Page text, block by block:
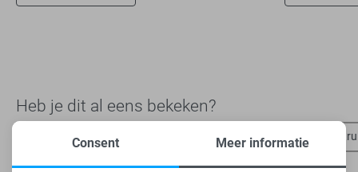
Heb je dit al eens bekeken?
Pure Path t-shirts Jack & Jones sweaters Only & Sons
Consent Meer informatie